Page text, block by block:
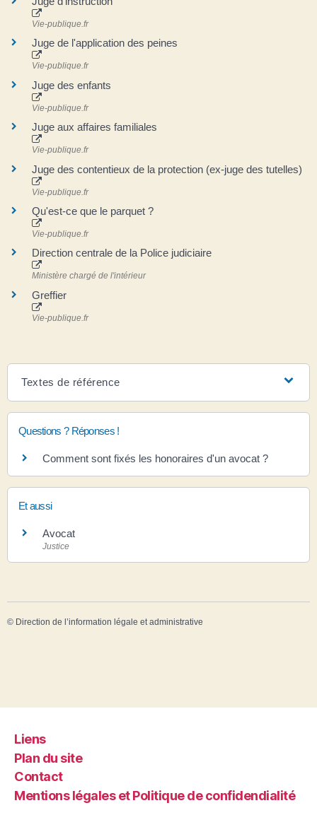
Vie-publique.fr
Juge de l'application des peines
Vie-publique.fr
Juge des enfants
Vie-publique.fr
Juge aux affaires familiales
Vie-publique.fr
Juge des contentieux de la protection (ex-juge des tutelles)
Vie-publique.fr
Qu'est-ce que le parquet ?
Vie-publique.fr
Direction centrale de la Police judiciaire
Ministère chargé de l'intérieur
Greffier
Vie-publique.fr
Textes de référence
Questions ? Réponses !
Comment sont fixés les honoraires d'un avocat ?
Et aussi
Avocat
Justice
© Direction de l’information légale et administrative
Liens
Plan du site
Contact
Mentions légales et Politique de confidendialité